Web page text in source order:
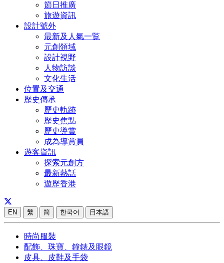
節日推廣
旅遊資訊
設計號外
最新及人氣一覧
元創領域
設計視野
人物訪談
文化生活
位置及交通
歷史傳承
歷史軌跡
歷史焦點
歷史導賞
成為導賞員
遊客資訊
探索元創方
最新熱話
遊歷香港
EN 繁 简 한국어 日本語
時尚服裝
配飾、珠寶、鐘錶及眼鏡
皮具、皮鞋及手袋